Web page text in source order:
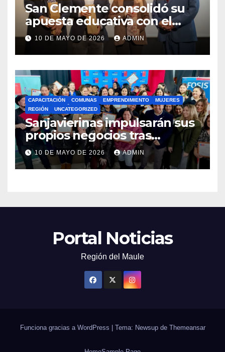
San Clemente consolidó su
apuesta educativa con el
lanzamiento del
Preuniversitario Brotes 2026
10 DE MAYO DE 2026 ADMIN
CAPACITACIÓN COMUNAS EMPRENDIMIENTO
MUJERES
REGIÓN
UNCATEGORIZED
Sanjavierinas impulsarán sus
propios negocios tras
capacitarse junto al FOSIS
10 DE MAYO DE 2026 ADMIN
Portal Noticias
Región del Maule
Funciona gracias a WordPress Tema: Newsup de Themeansar